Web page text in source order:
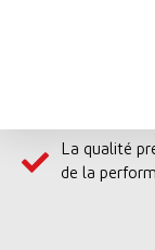
La qualité
de la